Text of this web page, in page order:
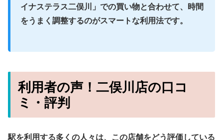
イナステラス二俣川」での買い物と合わせて、時間
をうまく調整するのがスマートな利用法です。
利用者の声！二俣川店の口コ
ミ・評判
駅を利用する多くの人々は、この店舗をどう評価している